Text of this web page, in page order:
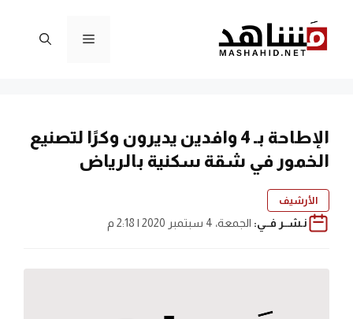
المحتوى
القائمة
الإطاحة بـ 4 وافدين يديرون وكرًا لتصنيع
الخمور في شقة سكنية بالرياض
الأرشيف
نـشــر فــي: الجمعة، 4 سبتمبر 2020 | 2:18 م